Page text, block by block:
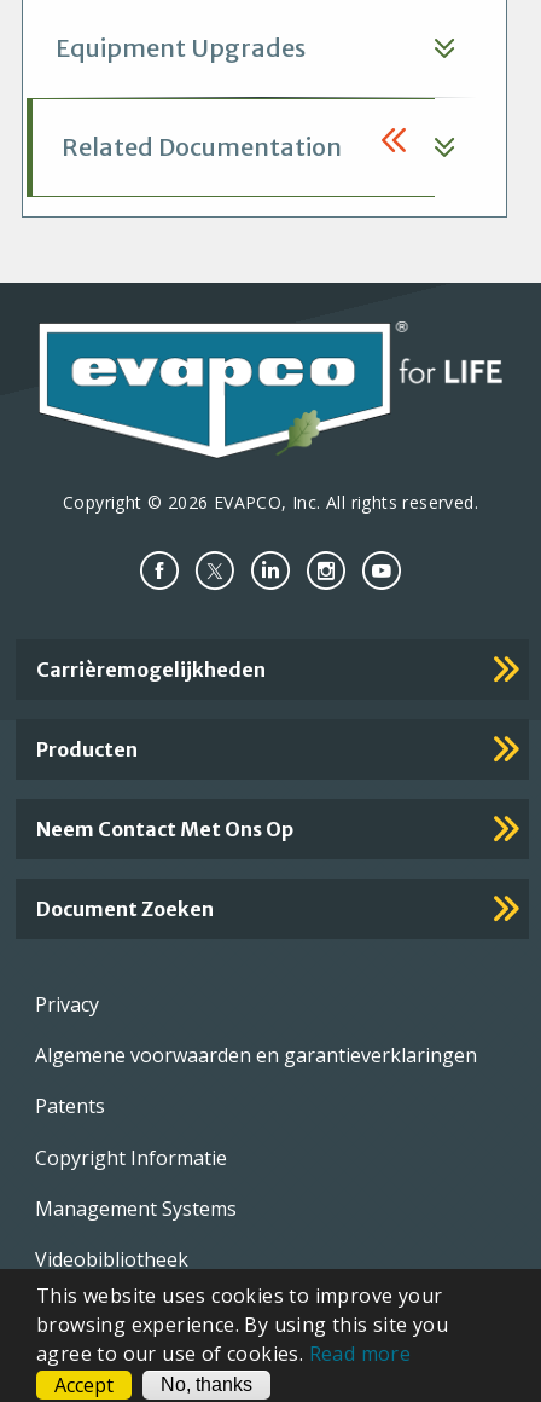
Equipment Upgrades
Related Documentation
Copyright © 2026 EVAPCO, Inc. All rights reserved.
Important
Carrièremogelijkheden
Producten
Neem Contact Met Ons Op
Document Zoeken
Footer
Privacy
Algemene voorwaarden en garantieverklaringen
Patents
Copyright Informatie
Management Systems
Videobibliotheek
Whistleblowing Policies
This website uses cookies to improve your
browsing experience. By using this site you
agree to our use of cookies. Read more
Accept
No, thanks